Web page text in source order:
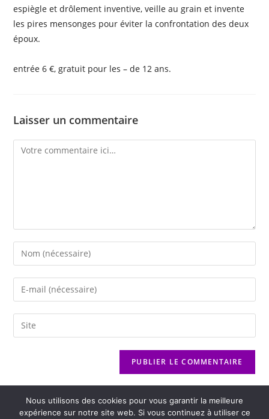
espiègle et drôlement inventive, veille au grain et invente
les pires mensonges pour éviter la confrontation des deux
époux.
entrée 6 €, gratuit pour les – de 12 ans.
Laisser un commentaire
Nous utilisons des cookies pour vous garantir la meilleure
expérience sur notre site web. Si vous continuez à utiliser ce